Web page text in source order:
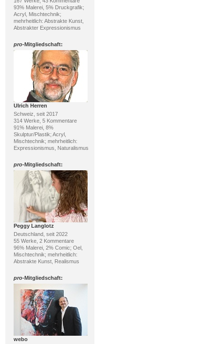
93% Malerei, 5% Druckgrafik;
Acryl, Mischtechnik;
mehrheitlich: Abstrakte Kunst,
Abstrakter Expressionismus
pro-Mitgliedschaft:
Ulrich Herren
Schweiz, seit 2017
314 Werke, 5 Kommentare
91% Malerei, 8%
Skulptur/Plastik; Acryl,
Mischtechnik; mehrheitlich:
Expressionismus, Naturalismus
pro-Mitgliedschaft:
Peggy Langlotz
Deutschland, seit 2022
55 Werke, 2 Kommentare
96% Malerei, 2% Comic; Oel,
Mischtechnik; mehrheitlich:
Abstrakte Kunst, Realismus
pro-Mitgliedschaft:
webo